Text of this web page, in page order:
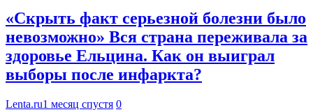
«Скрыть факт серьезной болезни было
невозможно» Вся страна переживала за
здоровье Ельцина. Как он выиграл
выборы после инфаркта?
Lenta.ru1 месяц спустя 0